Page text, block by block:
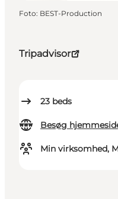
Tripadvisor
23 beds
Besøg
Min virksomhed,
Foto: BEST-Production